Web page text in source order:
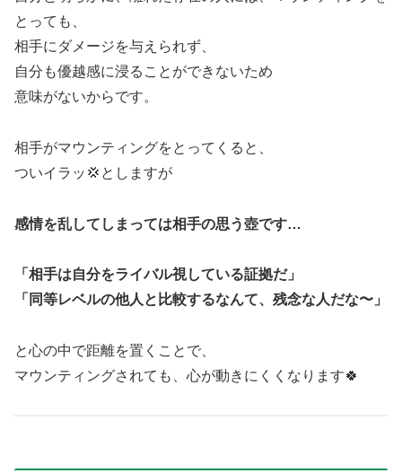
とっても、
相手にダメージを与えられず、
自分も優越感に浸ることができないため
意味がないからです。
相手がマウンティングをとってくると、
ついイラッ💢としますが
感情を乱してしまっては相手の思う壺です…
「相手は自分をライバル視している証拠だ」
「同等レベルの他人と比較するなんて、残念な人だな〜」
と心の中で距離を置くことで、
マウンティングされても、心が動きにくくなります🍀